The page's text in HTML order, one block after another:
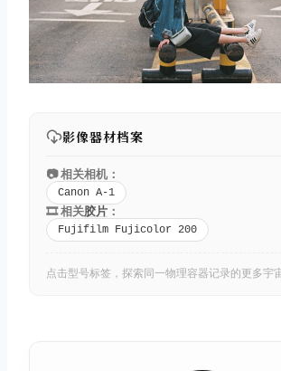
影像器材档案
📷 相关相机：
Canon A-1
🎞️ 相关胶片 ：
Fujifilm Fujicolor 200
点击型号标签，探索同一物理容器记录的更多宇